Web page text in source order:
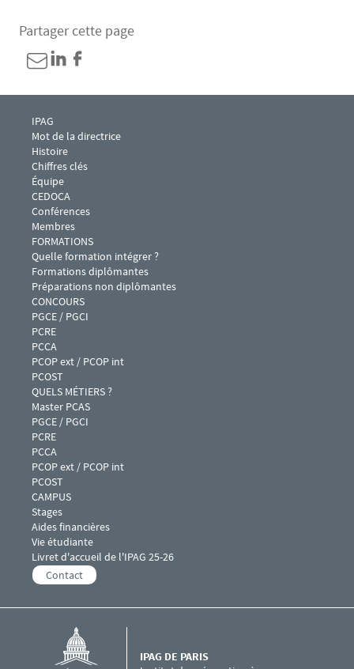
Partager cette page
Menu footer IPAG 1
IPAG
Mot de la directrice
Histoire
Chiffres clés
Équipe
CEDOCA
Conférences
Membres
Menu footer IPAG 2
FORMATIONS
Quelle formation intégrer ?
Formations diplômantes
Préparations non diplômantes
Menu footer IPAG 3
CONCOURS
PGCE / PGCI
PCRE
PCCA
PCOP ext / PCOP int
PCOST
Menu footer IPAG 4
QUELS MÉTIERS ?
Master PCAS
PGCE / PGCI
PCRE
PCCA
PCOP ext / PCOP int
PCOST
Menu footer IPAG 5
CAMPUS
Stages
Aides financières
Vie étudiante
Livret d'accueil de l'IPAG 25-26
Contact
IPAG DE PARIS